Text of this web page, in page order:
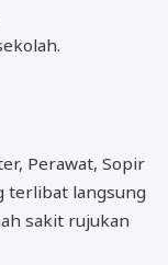
Perawat, Sopir
terlibat langsung
sakit rujukan